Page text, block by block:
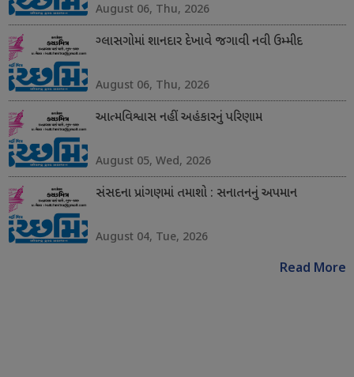
August 06, Thu, 2026
ગ્લાસગોમાં શાનદાર દેખાવે જગાવી નવી ઉમ્મીદ
August 06, Thu, 2026
આત્મવિશ્વાસ નહીં અહંકારનું પરિણામ
August 05, Wed, 2026
સંસદના પ્રાંગણમાં તમાશો : સનાતનનું અપમાન
August 04, Tue, 2026
Read More